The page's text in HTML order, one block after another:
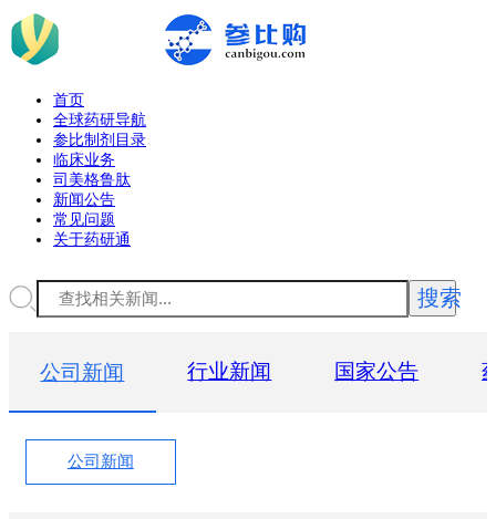
首页
全球药研导航
参比制剂目录
临床业务
司美格鲁肽
新闻公告
常见问题
关于药研通
搜索
公司新闻 行业新闻 国家公告
公司新闻